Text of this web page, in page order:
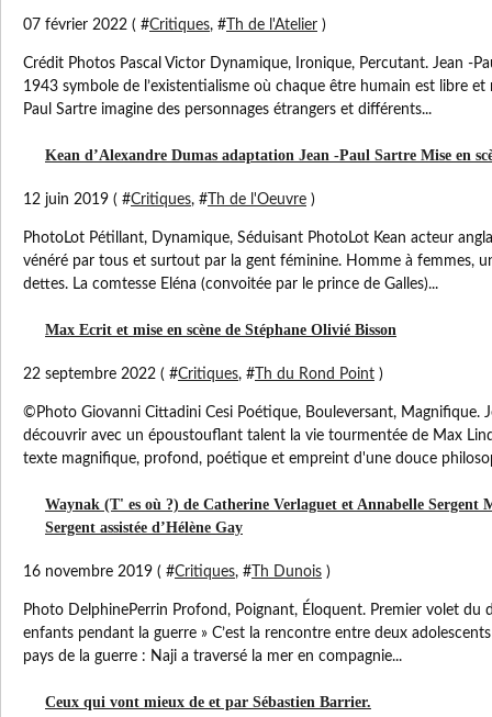
07 février 2022 ( #Critiques, # Th de l'Atelier )
Crédit Photos Pascal Victor Dynamique, Ironique, Percutant. Jean -
1943 symbole de l’existentialisme où chaque être humain est libre et
Paul Sartre imagine des personnages étrangers et différents...
Kean d’Alexandre Dumas adaptation Jean -Paul Sartre Mise en
12 juin 2019 ( #Critiques, # Th de l'Oeuvre )
PhotoLot Pétillant, Dynamique, Séduisant PhotoLot Kean acteur
vénéré par tous et surtout par la gent féminine. Homme à femmes,
dettes. La comtesse Eléna (convoitée par le prince de Galles)...
Max Ecrit et mise en scène de Stéphane Olivié Bisson
22 septembre 2022 ( #Critiques, # Th du Rond Point )
©Photo Giovanni Cittadini Cesi Poétique, Bouleversant, Magnifique.
découvrir avec un époustouflant talent la vie tourmentée de Max
texte magnifique, profond, poétique et empreint d'une douce
Waynak (T' es où ?) de Catherine Verlaguet et Annabelle Sergent
Sergent assistée d’Hélène Gay
16 novembre 2019 ( #Critiques, # Th Dunois )
Photo DelphinePerrin Profond, Poignant, Éloquent. Premier volet du
enfants pendant la guerre » C’est la rencontre entre deux
pays de la guerre : Naji a traversé la mer en compagnie...
Ceux qui vont mieux de et par Sébastien Barrier.